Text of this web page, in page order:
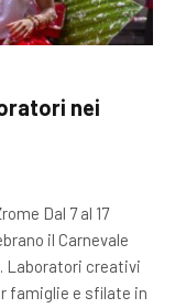
nei
Dal 7 al 17
il Carnevale
Laboratori creativi
famiglie e sfilate in